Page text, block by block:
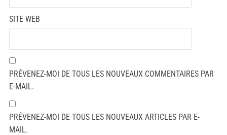
SITE WEB
PRÉVENEZ-MOI DE TOUS LES NOUVEAUX COMMENTAIRES PAR
E-MAIL.
PRÉVENEZ-MOI DE TOUS LES NOUVEAUX ARTICLES PAR E-
MAIL.